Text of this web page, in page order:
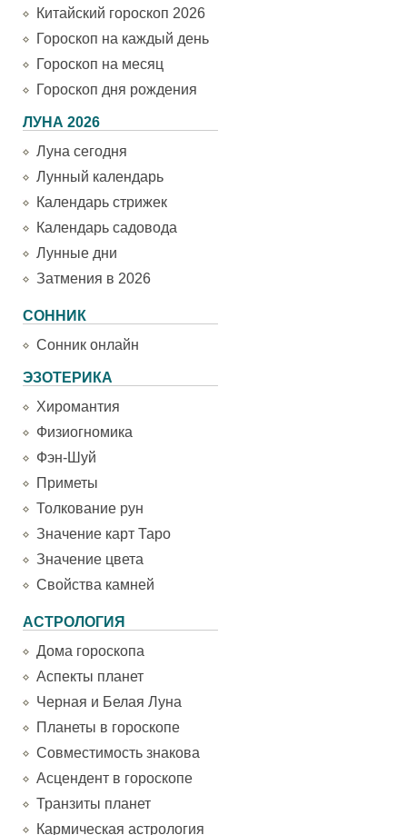
Китайский гороскоп 2026
Гороскоп на каждый день
Гороскоп на месяц
Гороскоп дня рождения
ЛУНА 2026
Луна сегодня
Лунный календарь
Календарь стрижек
Календарь садовода
Лунные дни
Затмения в 2026
СОННИК
Сонник онлайн
ЭЗОТЕРИКА
Хиромантия
Физиогномика
Фэн-Шуй
Приметы
Толкование рун
Значение карт Таро
Значение цвета
Свойства камней
АСТРОЛОГИЯ
Дома гороскопа
Аспекты планет
Черная и Белая Луна
Планеты в гороскопе
Совместимость знакова
Асцендент в гороскопе
Транзиты планет
Кармическая астрология